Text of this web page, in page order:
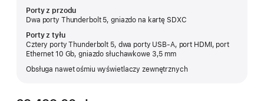
Porty z przodu
Dwa porty Thunderbolt 5, gniazdo na kartę SDXC
Porty z tyłu
Cztery porty Thunderbolt 5, dwa porty USB‑A, port HDMI, port
Ethernet 10 Gb, gniazdo słuchawkowe 3,5 mm
Obsługa nawet ośmiu wyświetlaczy zewnętrznych